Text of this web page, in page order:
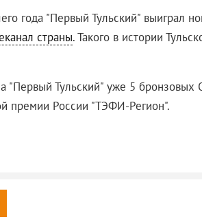
года "Первый Тульский" выиграл
страны. Такого в истории
"Первый Тульский" уже 5 бронзовых
премии России "ТЭФИ-Регион".